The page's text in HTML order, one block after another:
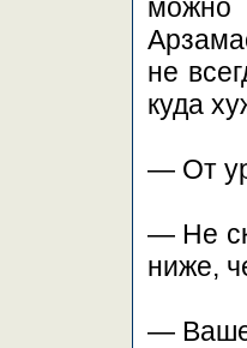
можно
не
куда
— От
— Не
ниже,
— Ваше